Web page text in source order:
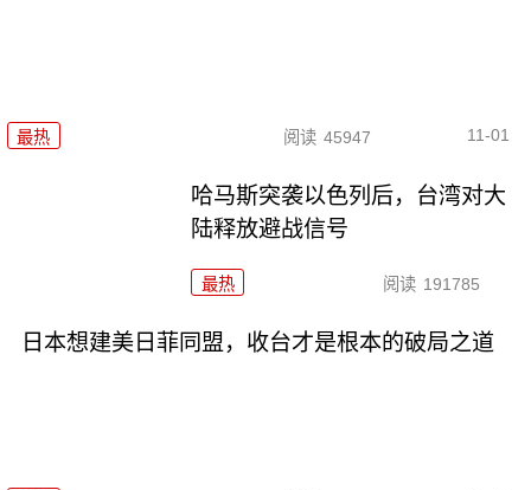
最热 阅读 45947 11-01
哈马斯突袭以色列后，台湾对大
陆释放避战信号
最热 阅读 191785
日本想建美日菲同盟，收台才是根本的破局之道